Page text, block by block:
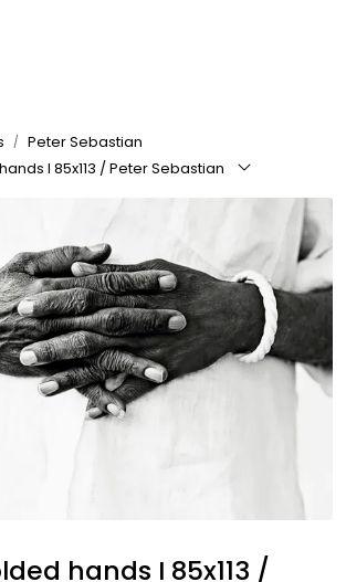
Peter Sebastian
I 85x113 / Peter Sebastian
hands I 85x113 /